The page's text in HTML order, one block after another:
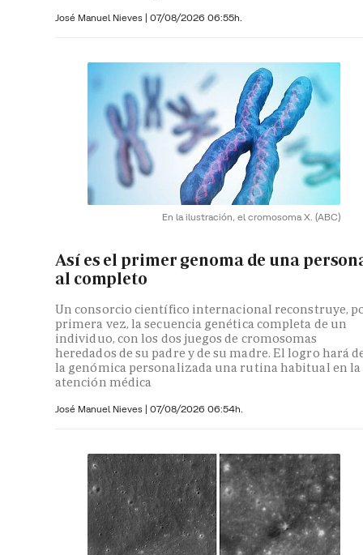
José Manuel Nieves | 07/08/2026 06:55h.
En la ilustración, el cromosoma X. (ABC)
Así es el primer genoma de una
al completo
Un consorcio científico internacional reconstruye,
primera vez, la secuencia genética completa de un
individuo, con los dos juegos de cromosomas
heredados de su padre y de su madre. El logro hará
la genómica personalizada una rutina habitual en la
atención médica
José Manuel Nieves | 07/08/2026 06:54h.